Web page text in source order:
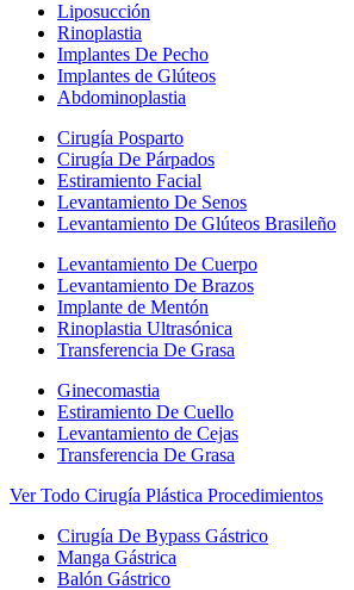
Liposucción
Rinoplastia
Implantes De Pecho
Implantes de Glúteos
Abdominoplastia
Cirugía Posparto
Cirugía De Párpados
Estiramiento Facial
Levantamiento De Senos
Levantamiento De Glúteos Brasileño
Levantamiento De Cuerpo
Levantamiento De Brazos
Implante de Mentón
Rinoplastia Ultrasónica
Transferencia De Grasa
Ginecomastia
Estiramiento De Cuello
Levantamiento de Cejas
Transferencia De Grasa
Ver Todo Cirugía Plástica Procedimientos
Cirugía De Bypass Gástrico
Manga Gástrica
Balón Gástrico